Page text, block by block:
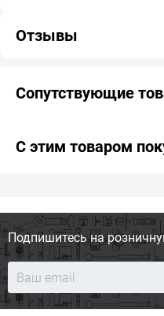
Отзывы
Сопутствующие
С этим товаром
Подпишитесь на